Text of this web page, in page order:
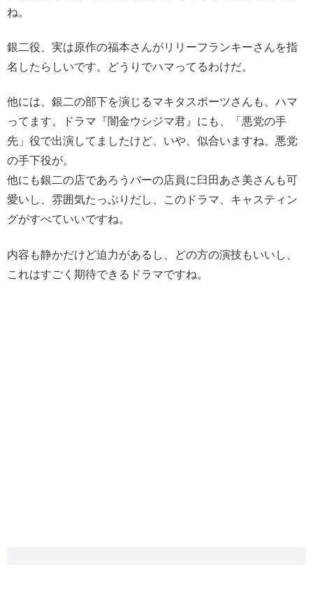
ね。
銀二役、実は原作の福本さんがリリーフランキーさんを指
名したらしいです。どうりでハマってるわけだ。
他には、銀二の部下を演じるマキタスポーツさんも、ハマ
ってます。ドラマ『闇金ウシジマ君』にも、「悪党の手
先」役で出演してましたけど、いや、似合いますね、悪党
の手下役が。
他にも銀二の店であろうバーの店員に臼田あさ美さんも可
愛いし、雰囲気たっぷりだし、このドラマ、キャスティン
グがすべていいですね。
内容も静かだけど迫力があるし、どの方の演技もいいし、
これはすごく期待できるドラマですね。